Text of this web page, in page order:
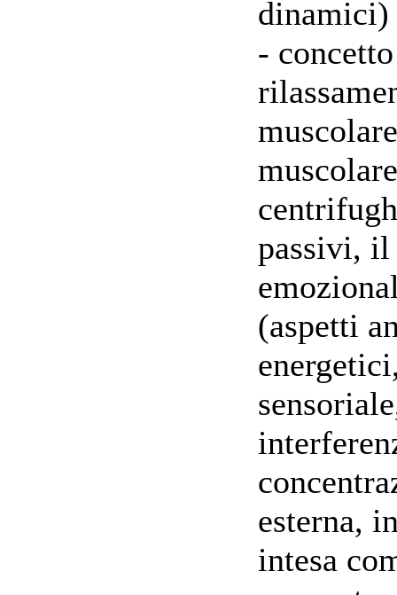
dinamici)
-
passivi, il
(aspetti
esterna,
intesa